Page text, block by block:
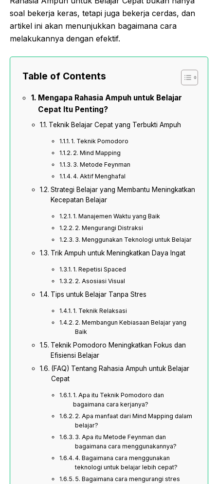
soal bekerja keras, tetapi juga bekerja cerdas, dan
artikel ini akan menunjukkan bagaimana cara
melakukannya dengan efektif.
Table of Contents
Mengapa Rahasia Ampuh untuk Belajar
Cepat Itu Penting?
Teknik Belajar Cepat yang Terbukti Ampuh
1. Teknik Pomodoro
2. Mind Mapping
3. Metode Feynman
4. Aktif Menghafal
Strategi Belajar yang Membantu Meningkatkan
Kecepatan Belajar
1. Manajemen Waktu yang Baik
2. Mengurangi Distraksi
3. Menggunakan Teknologi untuk Belajar
Trik Ampuh untuk Meningkatkan Daya Ingat
1. Repetisi Spaced
2. Asosiasi Visual
Tips untuk Belajar Tanpa Stres
1. Teknik Relaksasi
2. Membangun Kebiasaan Belajar yang
Baik
Teknik Pomodoro Meningkatkan Fokus dan
Efisiensi Belajar
(FAQ) Tentang Rahasia Ampuh untuk Belajar
Cepat
1. Apa itu Teknik Pomodoro dan
bagaimana cara kerjanya?
2. Apa manfaat dari Mind Mapping dalam
belajar?
3. Apa itu Metode Feynman dan
bagaimana cara menggunakannya?
4. Bagaimana cara menggunakan
teknologi untuk belajar lebih cepat?
5. Bagaimana cara mengurangi stres